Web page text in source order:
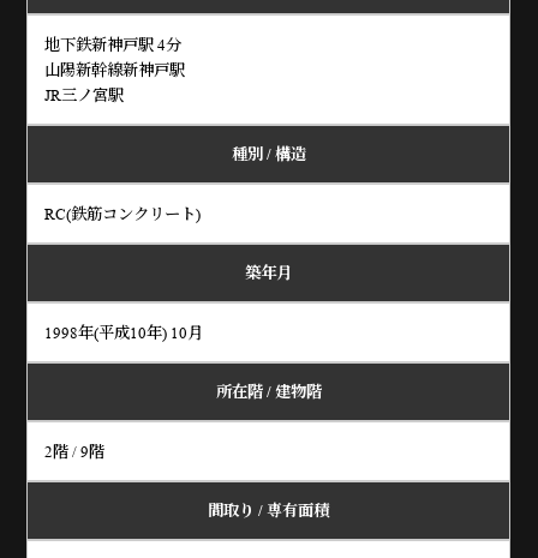
地下鉄新神戸駅 4分
山陽新幹線新神戸駅
JR三ノ宮駅
種別 / 構造
RC(鉄筋コンクリート)
築年月
1998年(平成10年) 10月
所在階 / 建物階
2階 / 9階
間取り / 専有面積